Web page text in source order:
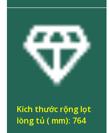
Kích thước rộng lọt
lòng tủ ( mm): 764